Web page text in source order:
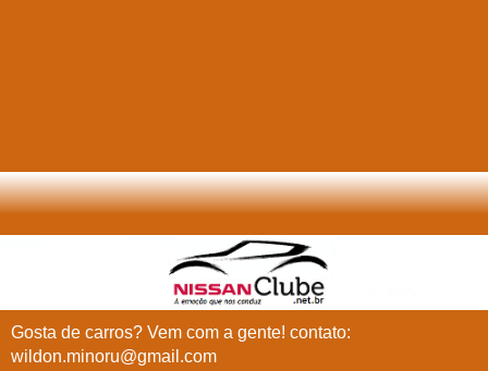
Gosta de carros? Vem com a gente! contato:
wildon.minoru@gmail.com